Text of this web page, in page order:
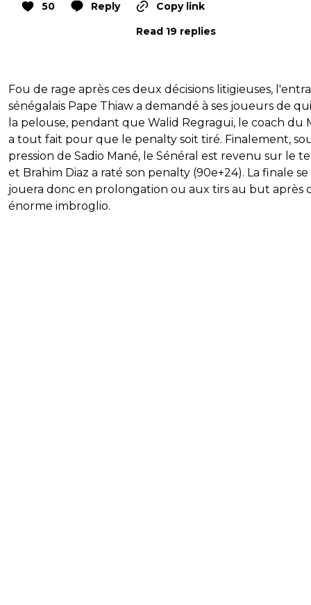
50 Reply
Copy link
Read 19 replies
Fou de rage après ces deux décisions litigieuses,
sénégalais Pape Thiaw a demandé à ses joueurs de
la pelouse, pendant que Walid Regragui, le coach du
a tout fait pour que le penalty soit tiré. Finalement,
pression de Sadio Mané, le Sénéral est revenu sur le
et Brahim Diaz a raté son penalty (90e+24). La finale se
jouera donc en prolongation ou aux tirs au but après
énorme imbroglio.